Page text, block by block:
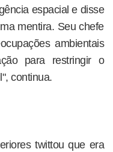
espacial e disse
mentira. Seu chefe
ambientais
para restringir o
continua.
twittou que era